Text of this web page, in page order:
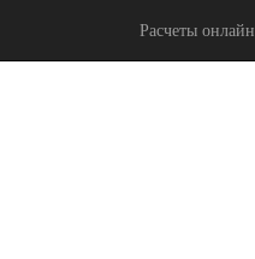
Расчеты онлайн